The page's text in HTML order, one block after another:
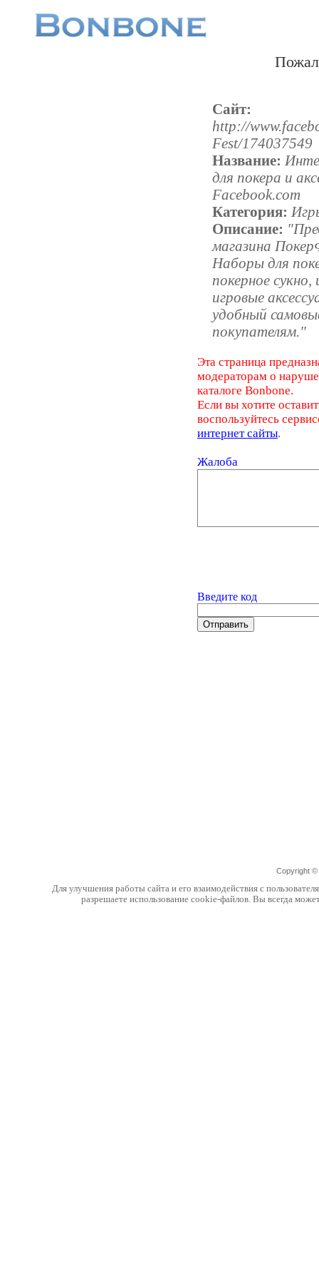
Сайт:
http://
Fest/174037549
Название:
для покера и
Facebook.com
Категория:
Описание:
магазина
Наборы для
покерное
игровые
удобный
покупателям."
Эта страница
модераторам о
каталоге Bonbone.
Если вы хотите
воспользуйтесь
интернет сайты.
Жалоба
Введите код
Copyright ©
Для улучшения работы сайта и его взаимодействия с
разрешаете использование cookie-файлов. Вы всегда